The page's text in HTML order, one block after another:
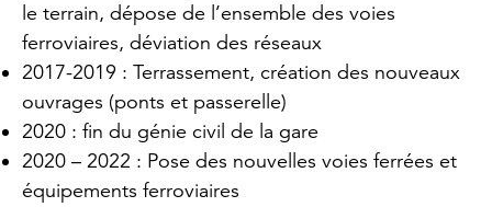
le terrain, dépose de l’ensemble des voies
ferroviaires, déviation des réseaux
2017-2019 : Terrassement, création des nouveaux
ouvrages (ponts et passerelle)
2020 : fin du génie civil de la gare
2020 – 2022 : Pose des nouvelles voies ferrées et
équipements ferroviaires